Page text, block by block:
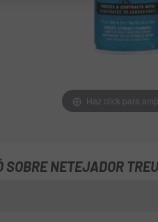
Haz click para
SOBRE NETEJADOR